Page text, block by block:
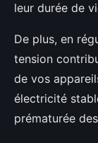
leur durée de
De plus, en
tension
de vos
électricité
prématurée